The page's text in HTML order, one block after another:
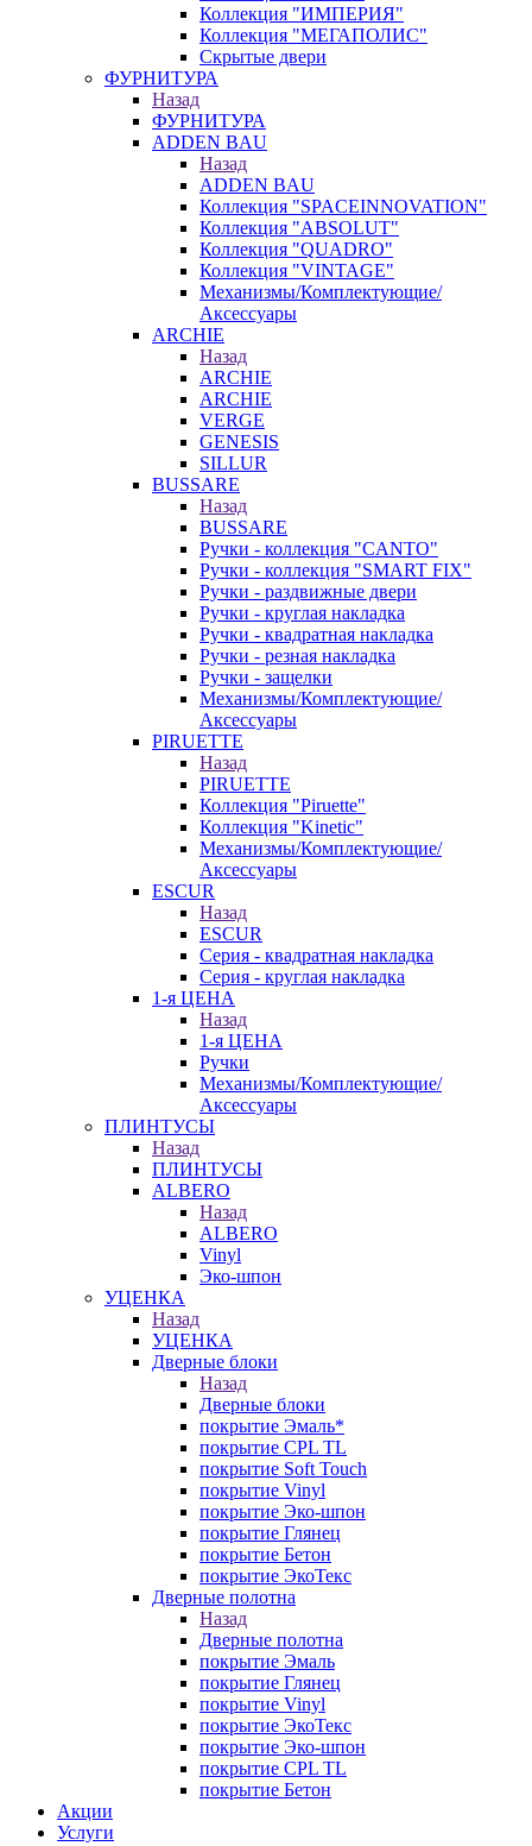
Коллекция "ИМПЕРИЯ"
Коллекция "МЕГАПОЛИС"
Скрытые двери
ФУРНИТУРА
Назад
ФУРНИТУРА
ADDEN BAU
Назад
ADDEN BAU
Коллекция "SPACEINNOVATION"
Коллекция "ABSOLUT"
Коллекция "QUADRO"
Коллекция "VINTAGE"
Механизмы/Комплектующие/
Аксессуары
ARCHIE
Назад
ARCHIE
ARCHIE
VERGE
GENESIS
SILLUR
BUSSARE
Назад
BUSSARE
Ручки - коллекция "CANTO"
Ручки - коллекция "SMART FIX"
Ручки - раздвижные двери
Ручки - круглая накладка
Ручки - квадратная накладка
Ручки - резная накладка
Ручки - защелки
Механизмы/Комплектующие/
Аксессуары
PIRUETTE
Назад
PIRUETTE
Коллекция "Piruette"
Коллекция "Kinetic"
Механизмы/Комплектующие/
Аксессуары
ESCUR
Назад
ESCUR
Серия - квадратная накладка
Серия - круглая накладка
1-я ЦЕНА
Назад
1-я ЦЕНА
Ручки
Механизмы/Комплектующие/
Аксессуары
ПЛИНТУСЫ
Назад
ПЛИНТУСЫ
ALBERO
Назад
ALBERO
Vinyl
Эко-шпон
УЦЕНКА
Назад
УЦЕНКА
Дверные блоки
Назад
Дверные блоки
покрытие Эмаль*
покрытие CPL TL
покрытие Soft Touch
покрытие Vinyl
покрытие Эко-шпон
покрытие Глянец
покрытие Бетон
покрытие ЭкоТекс
Дверные полотна
Назад
Дверные полотна
покрытие Эмаль
покрытие Глянец
покрытие Vinyl
покрытие ЭкоТекс
покрытие Эко-шпон
покрытие CPL TL
покрытие Бетон
Акции
Услуги